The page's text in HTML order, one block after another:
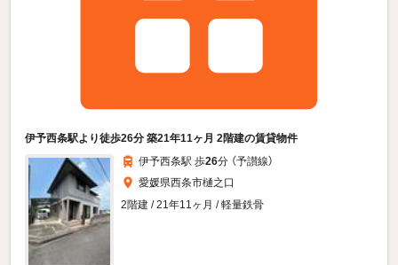
伊予西条駅より徒歩26分 築21年11ヶ月 2階建の賃貸物件
伊予西条駅 歩26分 （予讃線）
愛媛県西条市樋之口
2階建 / 21年11ヶ月 / 軽量鉄骨